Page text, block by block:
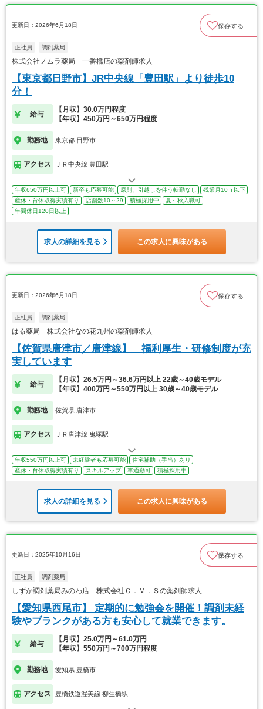
更新日：2026年6月18日 保存する
正社員 調剤薬局
株式会社ノムラ薬局 一番橋店の薬剤師求人
【東京都日野市】JR中央線「豊田駅」より徒歩10
分！
給与
【月収】30.0万円程度
【年収】450万円～650万円程度
勤務地 東京都 日野市
アクセス ＪＲ中央線 豊田駅
年収650万円以上可 新卒も応募可能 原則、引越しを伴う転勤なし
残業月10ｈ以下
産休・育休取得実績有り
店舗数10～29 積極採用中
夏～秋入職可
年間休日120日以上
求人の詳細を見る この求人に興味がある
更新日：2026年6月18日 保存する
正社員 調剤薬局
はる薬局 株式会社なの花九州の薬剤師求人
【佐賀県唐津市／唐津線】 福利厚生・研修制度が充
実しています
給与
【月収】26.5万円～36.6万円以上 22歳～40歳モデル
【年収】400万円～550万円以上 30歳～40歳モデル
勤務地 佐賀県 唐津市
アクセス ＪＲ唐津線 鬼塚駅
年収550万円以上可 未経験者も応募可能
住宅補助（手当）あり
産休・育休取得実績有り
スキルアップ 車通勤可 積極採用中
求人の詳細を見る この求人に興味がある
更新日：2025年10月16日 保存する
正社員 調剤薬局
しずか調剤薬局みのわ店 株式会社Ｃ．Ｍ．Ｓの薬剤師求人
【愛知県西尾市】 定期的に勉強会を開催！調剤未経
験やブランクがある方も安心して就業できます。
給与
【月収】25.0万円～61.0万円
【年収】550万円～700万円程度
勤務地 愛知県 豊橋市
アクセス 豊橋鉄道渥美線 柳生橋駅